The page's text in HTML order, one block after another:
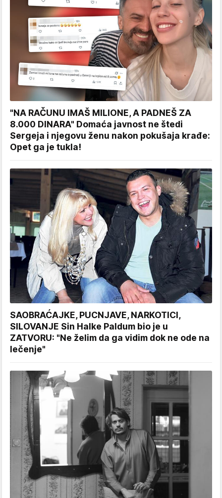
"NA RAČUNU IMAŠ MILIONE, A PADNEŠ ZA
8.000 DINARA" Domaća javnost ne štedi
Sergeja i njegovu ženu nakon pokušaja krađe:
Opet ga je tukla!
SAOBRAĆAJKE, PUCNJAVE, NARKOTICI,
SILOVANJE Sin Halke Paldum bio je u
ZATVORU: "Ne želim da ga vidim dok ne ode na
lečenje"